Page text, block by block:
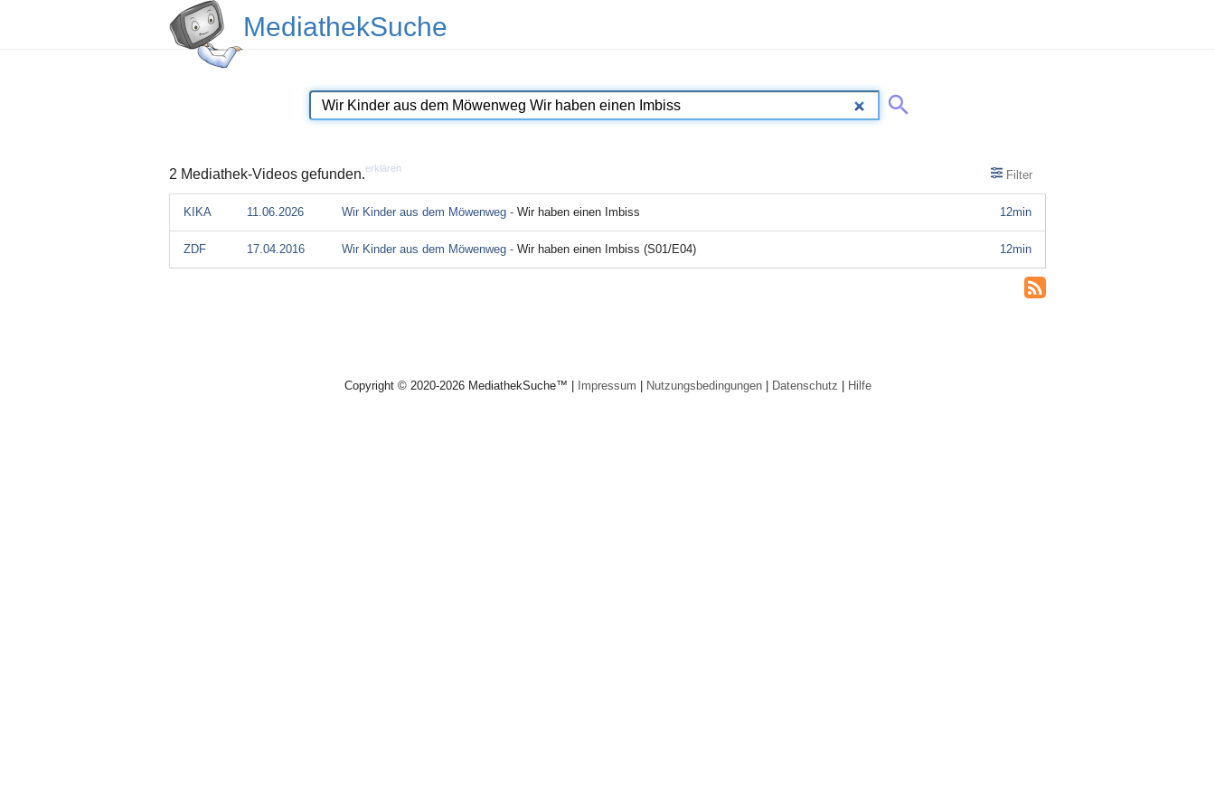
MediathekSuche
2 Mediathek-Videos gefunden.erklären Filter
12min
KIKA 11.06.2026 Wir Kinder aus dem Möwenweg - Wir haben einen Imbiss
12min
ZDF 17.04.2016 Wir Kinder aus dem Möwenweg - Wir haben einen Imbiss (S01/E04)
Copyright © 2020-2026 MediathekSuche™ | Impressum | Nutzungsbedingungen| Datenschutz | Hilfe